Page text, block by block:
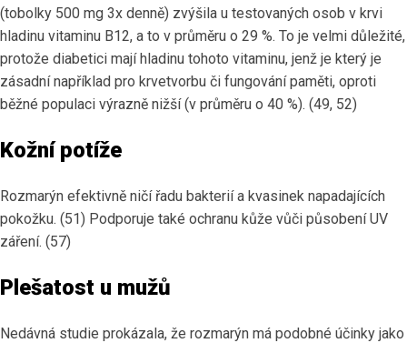
(tobolky 500 mg 3x denně) zvýšila u testovaných osob v krvi
hladinu vitaminu B12, a to v průměru o 29 %. To je velmi důležité,
protože diabetici mají hladinu tohoto vitaminu, jenž je který je
zásadní například pro krvetvorbu či fungování paměti, oproti
běžné populaci výrazně nižší (v průměru o 40 %). (49, 52)
Kožní potíže
Rozmarýn efektivně ničí řadu bakterií a kvasinek napadajících
pokožku. (51) Podporuje také ochranu kůže vůči působení UV
záření. (57)
Plešatost u mužů
Nedávná studie prokázala, že rozmarýn má podobné účinky jako